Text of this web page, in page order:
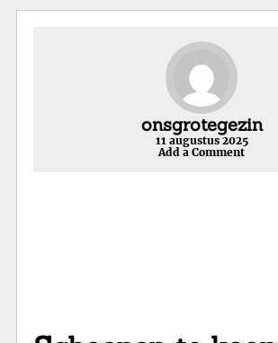
onsgrotegezin
11 augustus 2025
Add a Comment